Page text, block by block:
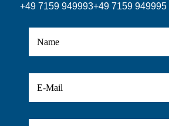
+49 7159 949993+49 7159 949995